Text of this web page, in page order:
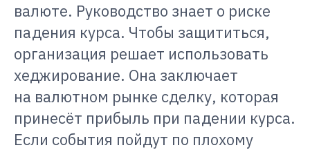
валюте. Руководство знает о риске
падения курса. Чтобы защититься,
организация решает использовать
хеджирование. Она заключает
на валютном рынке сделку, которая
принесёт прибыль при падении курса.
Если события пойдут по плохому